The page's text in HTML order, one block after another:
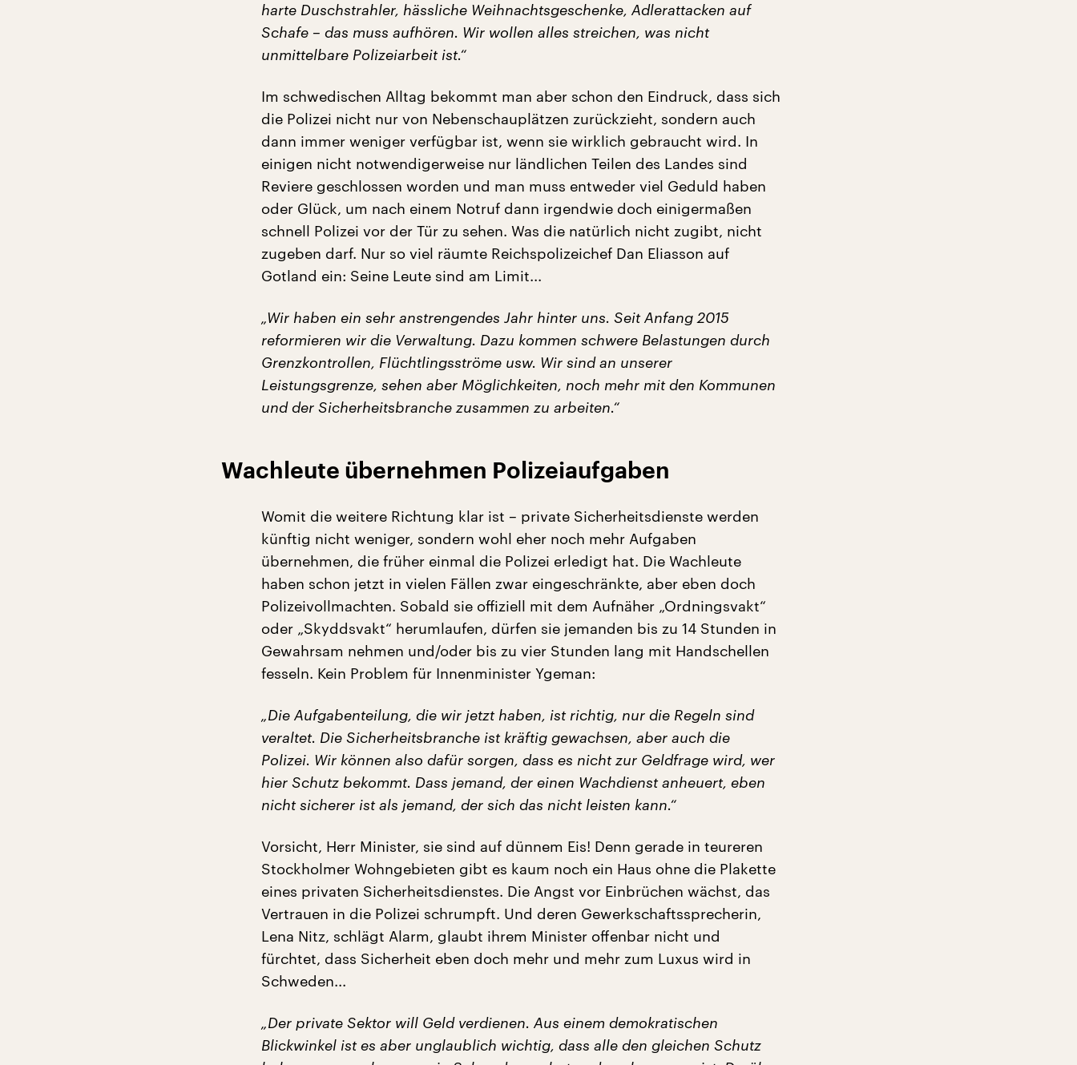
harte Duschstrahler, hässliche Weihnachtsgeschenke, Adlerattacken auf
Schafe – das muss aufhören. Wir wollen alles streichen, was nicht
unmittelbare Polizeiarbeit ist.“
Im schwedischen Alltag bekommt man aber schon den Eindruck, dass sich
die Polizei nicht nur von Nebenschauplätzen zurückzieht, sondern auch
dann immer weniger verfügbar ist, wenn sie wirklich gebraucht wird. In
einigen nicht notwendigerweise nur ländlichen Teilen des Landes sind
Reviere geschlossen worden und man muss entweder viel Geduld haben
oder Glück, um nach einem Notruf dann irgendwie doch einigermaßen
schnell Polizei vor der Tür zu sehen. Was die natürlich nicht zugibt, nicht
zugeben darf. Nur so viel räumte Reichspolizeichef Dan Eliasson auf
Gotland ein: Seine Leute sind am Limit...
„Wir haben ein sehr anstrengendes Jahr hinter uns. Seit Anfang 2015
reformieren wir die Verwaltung. Dazu kommen schwere Belastungen durch
Grenzkontrollen, Flüchtlingsströme usw. Wir sind an unserer
Leistungsgrenze, sehen aber Möglichkeiten, noch mehr mit den Kommunen
und der Sicherheitsbranche zusammen zu arbeiten.“
Wachleute übernehmen Polizeiaufgaben
Womit die weitere Richtung klar ist – private Sicherheitsdienste werden
künftig nicht weniger, sondern wohl eher noch mehr Aufgaben
übernehmen, die früher einmal die Polizei erledigt hat. Die Wachleute
haben schon jetzt in vielen Fällen zwar eingeschränkte, aber eben doch
Polizeivollmachten. Sobald sie offiziell mit dem Aufnäher „Ordningsvakt“
oder „Skyddsvakt“ herumlaufen, dürfen sie jemanden bis zu 14 Stunden in
Gewahrsam nehmen und/oder bis zu vier Stunden lang mit Handschellen
fesseln. Kein Problem für Innenminister Ygeman:
„Die Aufgabenteilung, die wir jetzt haben, ist richtig, nur die Regeln sind
veraltet. Die Sicherheitsbranche ist kräftig gewachsen, aber auch die
Polizei. Wir können also dafür sorgen, dass es nicht zur Geldfrage wird, wer
hier Schutz bekommt. Dass jemand, der einen Wachdienst anheuert, eben
nicht sicherer ist als jemand, der sich das nicht leisten kann.“
Vorsicht, Herr Minister, sie sind auf dünnem Eis! Denn gerade in teureren
Stockholmer Wohngebieten gibt es kaum noch ein Haus ohne die Plakette
eines privaten Sicherheitsdienstes. Die Angst vor Einbrüchen wächst, das
Vertrauen in die Polizei schrumpft. Und deren Gewerkschaftssprecherin,
Lena Nitz, schlägt Alarm, glaubt ihrem Minister offenbar nicht und
fürchtet, dass Sicherheit eben doch mehr und mehr zum Luxus wird in
Schweden...
„Der private Sektor will Geld verdienen. Aus einem demokratischen
Blickwinkel ist es aber unglaublich wichtig, dass alle den gleichen Schutz